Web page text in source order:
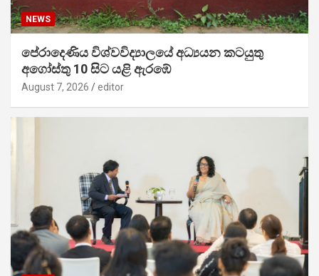
NEWS
පේරාදෙණිය විශ්වවිද්‍යාලයේ අධ්‍යයන කටයුතු
අගෝස්තු 10 සිට යළි ඇරඹේ
August 7, 2026 editor